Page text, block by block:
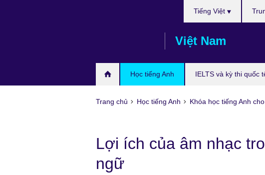
Việt Nam
Học tiếng Anh IELTS và kỳ thi quốc
Tiếng Việt
Trang chủ Học tiếng Anh Khóa học tiếng Anh
Lợi ích của âm nhạc
ngữ